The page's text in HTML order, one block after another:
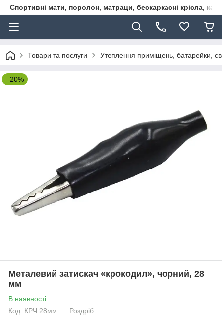
Спортивні мати, поролон, матраци, бескаркасні крісла,
Товари та послуги Утеплення приміщень, батарейки,
–20%
Металевий затискач «крокодил», чорний, 28
мм
В наявності
Код: КРЧ 28мм
Роздріб